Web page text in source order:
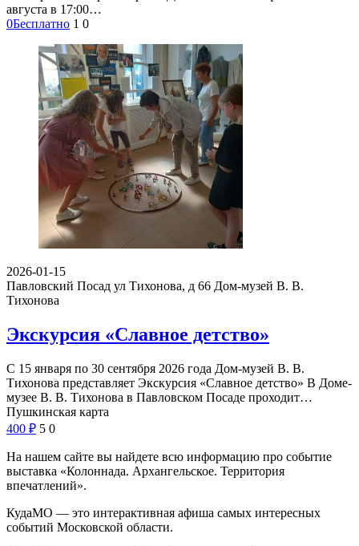
августа в 17:00…
0Бесплатно 1 0
2026-01-15
Павловский Посад ул Тихонова, д 66 Дом-музей В. В.
Тихонова
Экскурсия «Славное детство»
С 15 января по 30 сентября 2026 года Дом-музей В. В.
Тихонова представляет Экскурсия «Славное детство» В Доме-
музее В. В. Тихонова в Павловском Посаде проходит…
Пушкинская карта
400 ₽ 5 0
На нашем сайте вы найдете всю информацию про событие
выставка «Колоннада. Архангельское. Территория
впечатлений».
КудаМО — это интерактивная афиша самых интересных
событий Московской области.